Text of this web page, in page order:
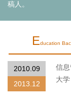
稿人。
Education
2010.09
2013.12
信
大学